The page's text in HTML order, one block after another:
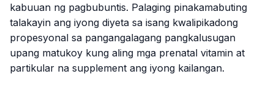
kabuuan ng pagbubuntis. Palaging pinakamabuting
talakayin ang iyong diyeta sa isang kwalipikadong
propesyonal sa pangangalagang pangkalusugan
upang matukoy kung aling mga prenatal vitamin at
partikular na supplement ang iyong kailangan.